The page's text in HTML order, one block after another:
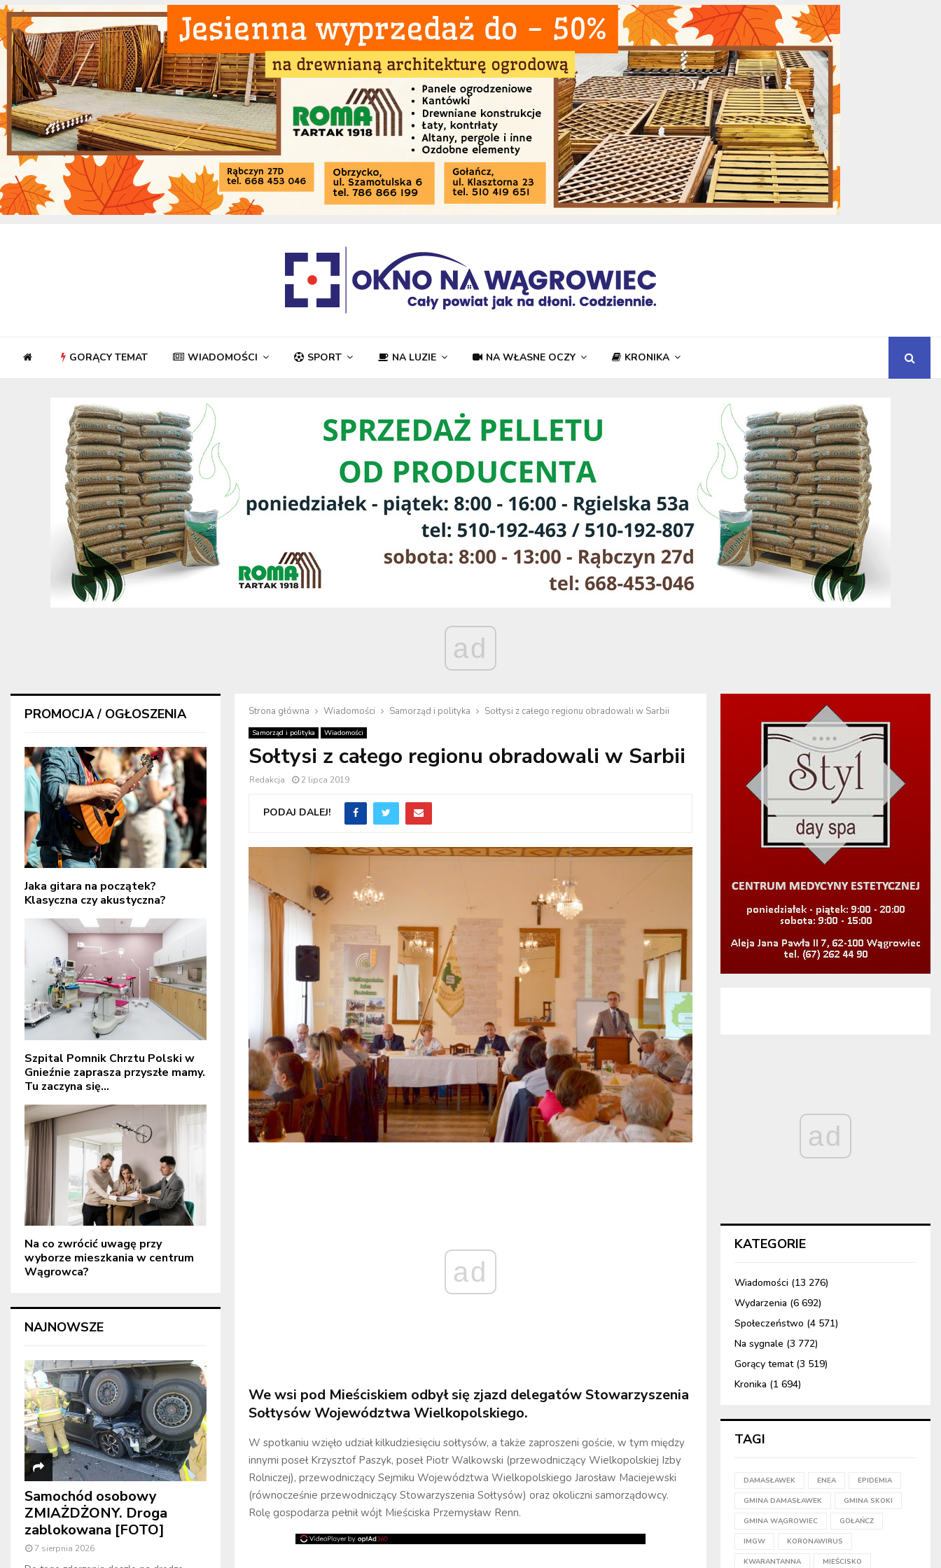
GORĄCY TEMAT WIADOMOŚCI SPORT NA LUZIE NA WŁASNE OCZY KRONIKA
ad
Strona główna Wiadomości Samorząd i polityka Sołtysi z całego regionu obradowali w Sarbii
Samorząd i polityka Wiadomości
Sołtysi z całego regionu obradowali w Sarbii
Redakcja 2 lipca 2019
PODAJ DALEJ!
ad
We wsi pod Mieściskiem odbył się zjazd delegatów Stowarzyszenia
Sołtysów Województwa Wielkopolskiego.
W spotkaniu wzięło udział kilkudziesięciu sołtysów, a także zaproszeni goście, w tym między
innymi poseł Krzysztof Paszyk, poseł Piotr Walkowski (przewodniczący Wielkopolskiej Izby
Rolniczej), przewodniczący Sejmiku Województwa Wielkopolskiego Jarosław Maciejewski
(równocześnie przewodniczący Stowarzyszenia Sołtysów) oraz okoliczni samorządowcy.
Rolę gospodarza pełnił wójt Mieściska Przemysław Renn.
PROMOCJA / OGŁOSZENIA
Jaka gitara na początek?
Klasyczna czy akustyczna?
Szpital Pomnik Chrztu Polski w
Gnieźnie zaprasza przyszłe mamy.
Tu zaczyna się...
Na co zwrócić uwagę przy
wyborze mieszkania w centrum
Wągrowca?
NAJNOWSZE
Samochód osobowy
ZMIAŻDŻONY. Droga
zablokowana [FOTO]
7 sierpnia 2026
ad
KATEGORIE
Wiadomości (13 276)
Wydarzenia (6 692)
Społeczeństwo (4 571)
Na sygnale (3 772)
Gorący temat(3 519)
Kronika (1 694)
TAGI
DAMASŁAWEK ENEA EPIDEMIA
GMINA DAMASŁAWEK GMINA SKOKI
GMINA WĄGROWIEC GOŁAŃCZ
IMGW KORONAWIRUS
KWARANTANNA MIEŚCISKO